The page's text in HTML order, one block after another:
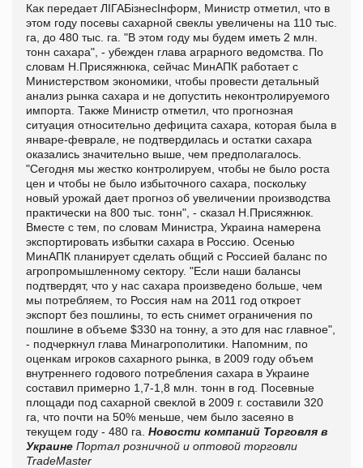
Как передает ЛІГАБізнесІнформ, Министр отметил, что в
этом году посевы сахарной свеклы увеличены на 110 тыс.
га, до 480 тыс. га. "В этом году мы будем иметь 2 млн.
тонн сахара", - убежден глава аграрного ведомства. По
словам Н.Присяжнюка, сейчас МинАПК работает с
Министерством экономики, чтобы провести детальный
анализ рынка сахара и не допустить неконтролируемого
импорта. Также Министр отметил, что прогнозная
ситуация относительно дефицита сахара, которая была в
январе-феврале, не подтвердилась и остатки сахара
оказались значительно выше, чем предполагалось.
"Сегодня мы жестко контролируем, чтобы не было роста
цен и чтобы не было избыточного сахара, поскольку
новый урожай дает прогноз об увеличении производства
практически на 800 тыс. тонн", - сказал Н.Присяжнюк.
Вместе с тем, по словам Министра, Украина намерена
экспортировать избытки сахара в Россию. Осенью
МинАПК планирует сделать общий с Россией баланс по
агропромышленному сектору. "Если наши балансы
подтвердят, что у нас сахара произведено больше, чем
мы потребляем, то Россия нам на 2011 год откроет
экспорт без пошлины, то есть снимет ограничения по
пошлине в объеме $330 на тонну, а это для нас главное",
- подчеркнул глава Минагрополитики. Напомним, по
оценкам игроков сахарного рынка, в 2009 году объем
внутреннего годового потребления сахара в Украине
составил примерно 1,7-1,8 млн. тонн в год. Посевные
площади под сахарной свеклой в 2009 г. составили 320
га, что почти на 50% меньше, чем было засеяно в
текущем году - 480 га. Новости компаний Торговля в
Украине Портал розничной и оптовой торговли
TradeMaster